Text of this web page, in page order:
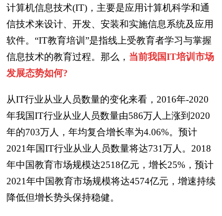
计算机信息技术(IT)，主要是应用计算机科学和通
信技术来设计、开发、安装和实施信息系统及应用
软件。“IT教育培训”是指线上受教育者学习与掌握
信息技术的教育过程。那么， 当前我国IT培训市场
发展态势如何?
从IT行业从业人员数量的变化来看，2016年-2020
年我国IT行业从业人员数量由586万人上涨到2020
年的703万人，年均复合增长率为4.06%。预计
2021年国IT行业从业人员数量将达731万人。2018
年中国教育市场规模达2518亿元，增长25%，预计
2021年中国教育市场规模将达4574亿元，增速持续
降低但增长势头保持稳健。